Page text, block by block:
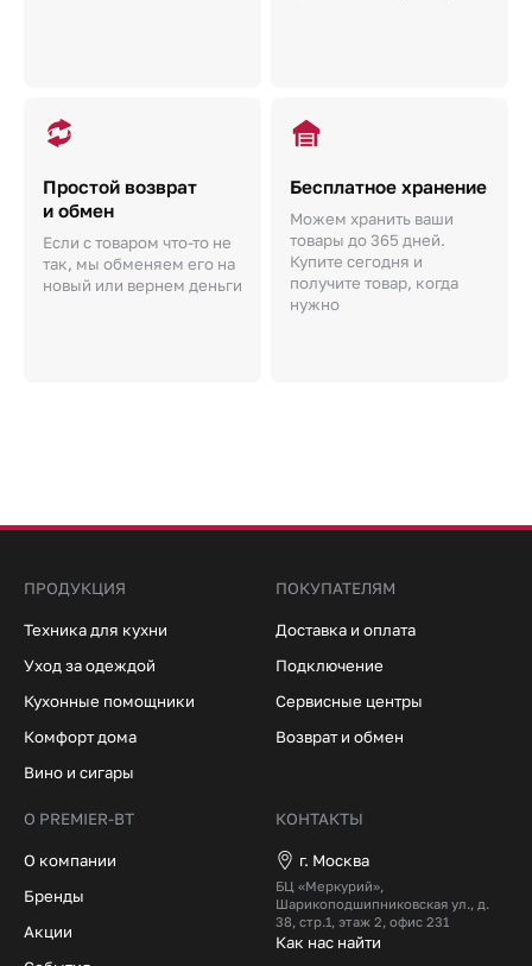
Простой возврат
и обмен
Если с товаром что-то не
так, мы обменяем его на
новый или вернем деньги
Бесплатное хранение
Можем хранить ваши
товары до 365 дней.
Купите сегодня и
получите товар, когда
нужно
ПРОДУКЦИЯ
Техника для кухни
Уход за одеждой
Кухонные помощники
Комфорт дома
Вино и сигары
ПОКУПАТЕЛЯМ
Доставка и оплата
Подключение
Сервисные центры
Возврат и обмен
О PREMIER-BT
О компании
Бренды
Акции
КОНТАКТЫ
г. Москва
БЦ «Меркурий»,
Шарикоподшипниковская ул., д.
38, стр.1, этаж 2, офис 231
Как нас найти